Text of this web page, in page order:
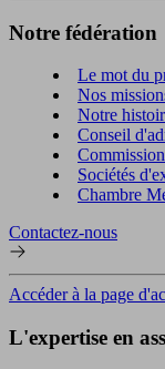
Notre fédération
Le mot du
Nos
Notre
Conseil
Sociétés
Chambre
Contactez-nous
Accéder à la page
L'expertise en